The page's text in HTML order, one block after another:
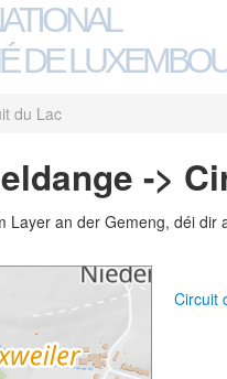
DE
du Lac
->
Layer an der Gemeng, déi
Circuit